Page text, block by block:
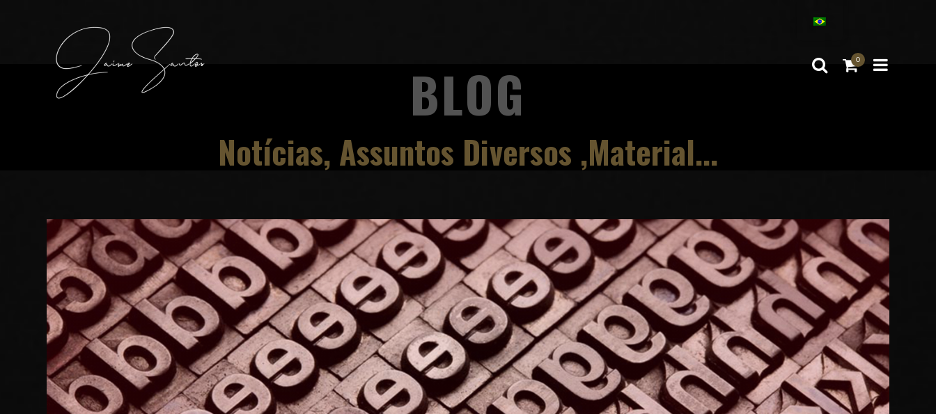
0
BLOG
Notícias, Assuntos Diversos ,Material...